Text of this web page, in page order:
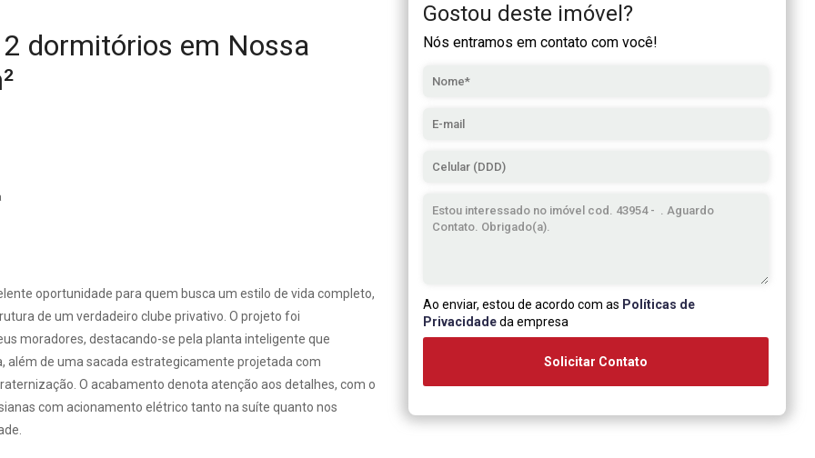
dormitórios em Nossa
oportunidade para quem busca um estilo de vida completo,
de um verdadeiro clube privativo. O projeto foi
moradores, destacando-se pela planta inteligente que
além de uma sacada estrategicamente projetada com
O acabamento denota atenção aos detalhes, com o
com acionamento elétrico tanto na suíte quanto nos
Gostou deste imóvel?
Nós entramos em contato com você!
Ao enviar, estou de acordo com as Políticas de
Privacidadeda empresa
Solicitar Contato